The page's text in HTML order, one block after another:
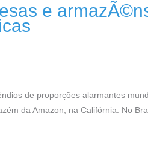
e
de proporções alarmantes
da Amazon, na Califórnia. No